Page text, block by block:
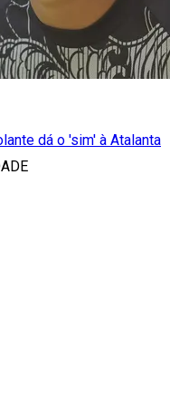
dá o 'sim' à Atalanta